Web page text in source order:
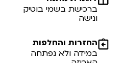
ברכישת בשמי בוטיק
ונישה
החזרות והחלפות
במידה ולא נפתחה